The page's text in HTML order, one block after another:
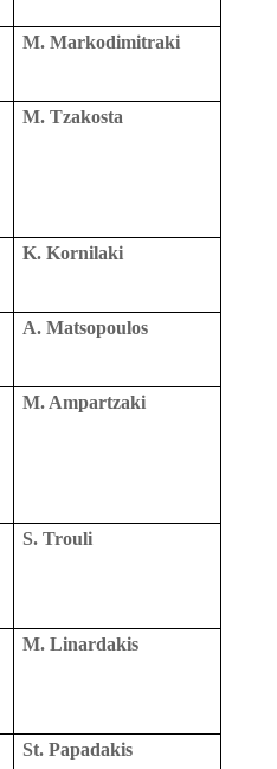
M. Markodimitraki
M. Tzakosta
K. Kornilaki
A. Matsopoulos
M. Ampartzaki
S. Trouli
M. Linardakis
St. Papadakis